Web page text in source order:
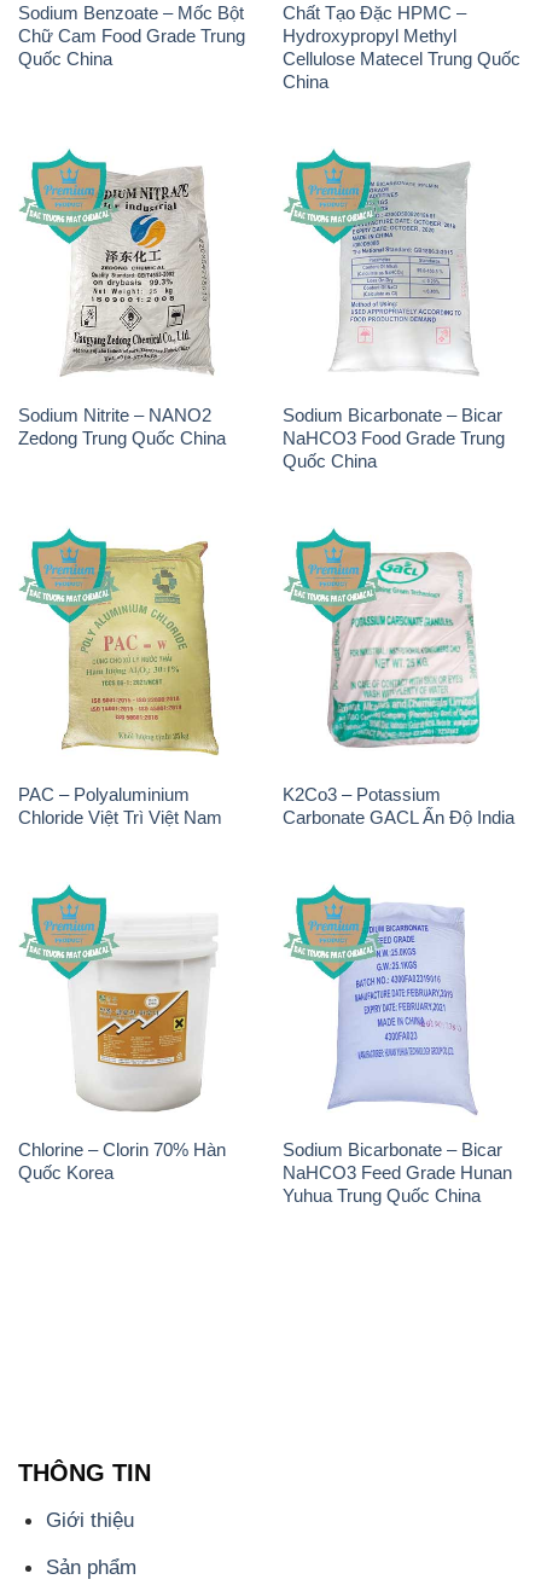
Sodium Benzoate – Mốc Bột
Chữ Cam Food Grade Trung
Quốc China
Chất Tạo Đặc HPMC –
Hydroxypropyl Methyl
Cellulose Matecel Trung Quốc
China
Sodium Nitrite – NANO2
Zedong Trung Quốc China
Sodium Bicarbonate – Bicar
NaHCO3 Food Grade Trung
Quốc China
PAC – Polyaluminium
Chloride Việt Trì Việt Nam
K2Co3 – Potassium
Carbonate GACL Ấn Độ India
Chlorine – Clorin 70% Hàn
Quốc Korea
Sodium Bicarbonate – Bicar
NaHCO3 Feed Grade Hunan
Yuhua Trung Quốc China
THÔNG TIN
Giới thiệu
Sản phẩm